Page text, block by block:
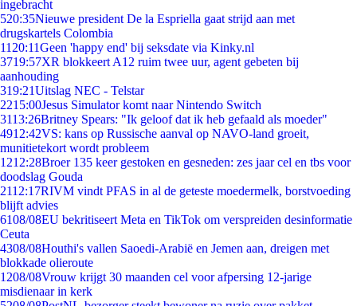
ingebracht
520:35Nieuwe president De la Espriella gaat strijd aan met
drugskartels Colombia
11 20:11Geen 'happy end' bij seksdate via Kinky.nl
3719:57XR blokkeert A12 ruim twee uur, agent gebeten bij
aanhouding
319:21Uitslag NEC - Telstar
2215:00Jesus Simulator komt naar Nintendo Switch
3113:26Britney Spears: "Ik geloof dat ik heb gefaald als moeder"
4912:42VS: kans op Russische aanval op NAVO-land groeit,
munitietekort wordt probleem
1212:28Broer 135 keer gestoken en gesneden: zes jaar cel en tbs voor
doodslag Gouda
2112:17RIVM vindt PFAS in al de geteste moedermelk, borstvoeding
blijft advies
6108/08EU bekritiseert Meta en TikTok om verspreiden desinformatie
Ceuta
4308/08Houthi's vallen Saoedi-Arabië en Jemen aan, dreigen met
blokkade olieroute
1208/08Vrouw krijgt 30 maanden cel voor afpersing 12-jarige
misdienaar in kerk